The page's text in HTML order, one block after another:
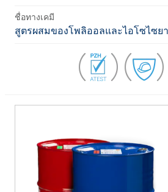
ชื่อทางเคมี
สูตรผสมของโพลิออลและไอโซไซย